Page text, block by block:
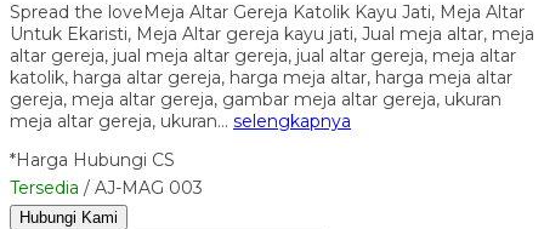
Spread the loveMeja Altar Gereja Katolik Kayu Jati, Meja Altar
Untuk Ekaristi, Meja Altar gereja kayu jati, Jual meja altar, meja
altar gereja, jual meja altar gereja, jual altar gereja, meja altar
katolik, harga altar gereja, harga meja altar, harga meja altar
gereja, meja altar gereja, gambar meja altar gereja, ukuran
meja altar gereja, ukuran… selengkapnya
*Harga Hubungi CS
Tersedia / AJ-MAG 003
Hubungi Kami